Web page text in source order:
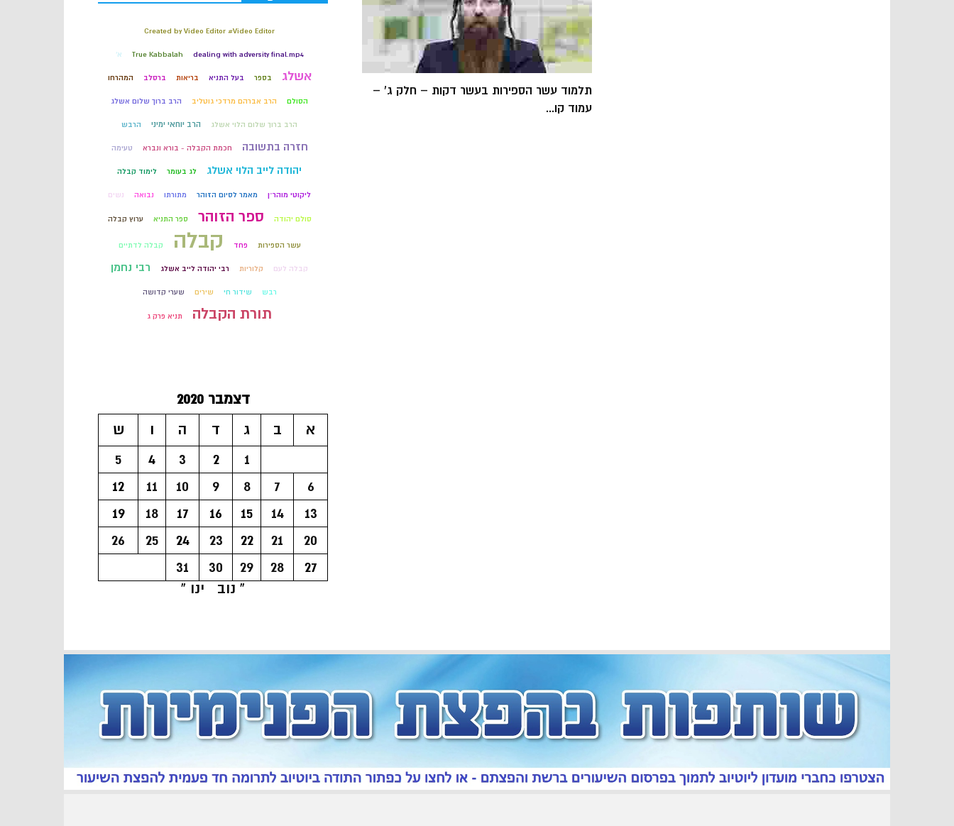
תלמוד עשר הספירות בעשר דקות – חלק ג' –
עמוד קו...
Created by Video Editor #Video Editor
dealing with adversity final.mp4
True Kabbalah א'
אשלג בספר בעל התניא בריאות ברסלב המהרחו
הסולם הרב אברהם מרדכי גוטליב הרב ברוך שלום אשלג
הרב ברוך שלום הלוי אשלג הרב יוחאי ימיני הרבש
חזרה בתשובה חכמת הקבלה - בורא ונברא טעימה
יהודה לייב הלוי אשלג לג בעומר לימוד קבלה
ליקוטי מוהר״ן מאמר לסיום הזוהר מתורתו נבואה נשים
סולם יהודה ספר הזוהר ספר התניא ערוץ קבלה
עשר הספירות פחד קבלה קבלה לדתיים
קבלה לעם קלוריות רבי יהודה לייב אשלג רבי נחמן
רבש שידור חי שירים שערי קדושה
תורת הקבלה תניא פרק ג
דצמבר 2020
א
ב ג ד ה ו
ש
1
2
3
4
5
6
7
8
9
10
11
12
13
14
15
16
17
18
19
20
21
22
23
24
25
26
27
28
29
30
31
« נוב
ינו »